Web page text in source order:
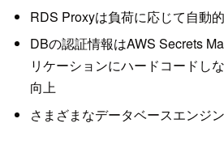
RDS Proxyは負荷に応じて自動
DBの認証情報はAWS Secrets
リケーションにハードコードし
向上
さまざまなデータベースエンジ